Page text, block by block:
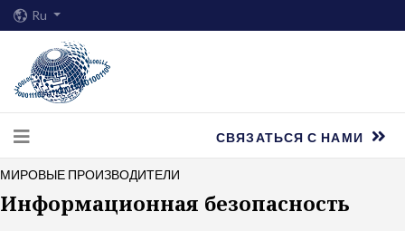
Ru
СВЯЗАТЬСЯ С НАМИ
МИРОВЫЕ ПРОИЗВОДИТЕЛИ
Информационная безопасность